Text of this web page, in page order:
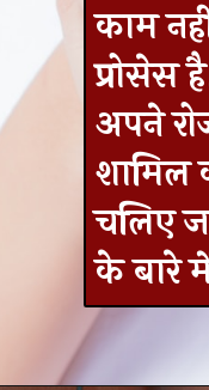
काम
प्रोसेस
अपने
शामिल
चलिए
के बारे में.